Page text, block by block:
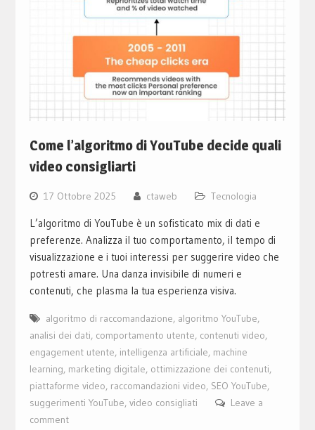
Come l’algoritmo di YouTube decide quali
video consigliarti
17 Ottobre 2025 ctaweb Tecnologia
L’algoritmo di YouTube è un sofisticato mix di dati e
preferenze. Analizza il tuo comportamento, il tempo di
visualizzazione e i tuoi interessi per suggerire video che
potresti amare. Una danza invisibile di numeri e
contenuti, che plasma la tua esperienza visiva.
algoritmo di raccomandazione, algoritmo YouTube,
analisi dei dati, comportamento utente, contenuti video,
engagement utente, intelligenza artificiale, machine
learning, marketing digitale, ottimizzazione dei contenuti,
piattaforme video, raccomandazioni video, SEO YouTube,
suggerimenti YouTube, video consigliati
Leave a
comment